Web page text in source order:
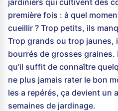
jardiniers qui cultivent des
première fois : à quel
cueillir ? Trop petits, ils
Trop grands ou trop jaunes,
bourrés de grosses
qu'il suffit de connaître
ne plus jamais rater le bon
les a repérés, ça devient un
semaines de jardinage.